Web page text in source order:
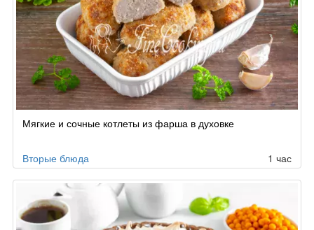
Мягкие и сочные котлеты из фарша в духовке
Вторые блюда 1 час